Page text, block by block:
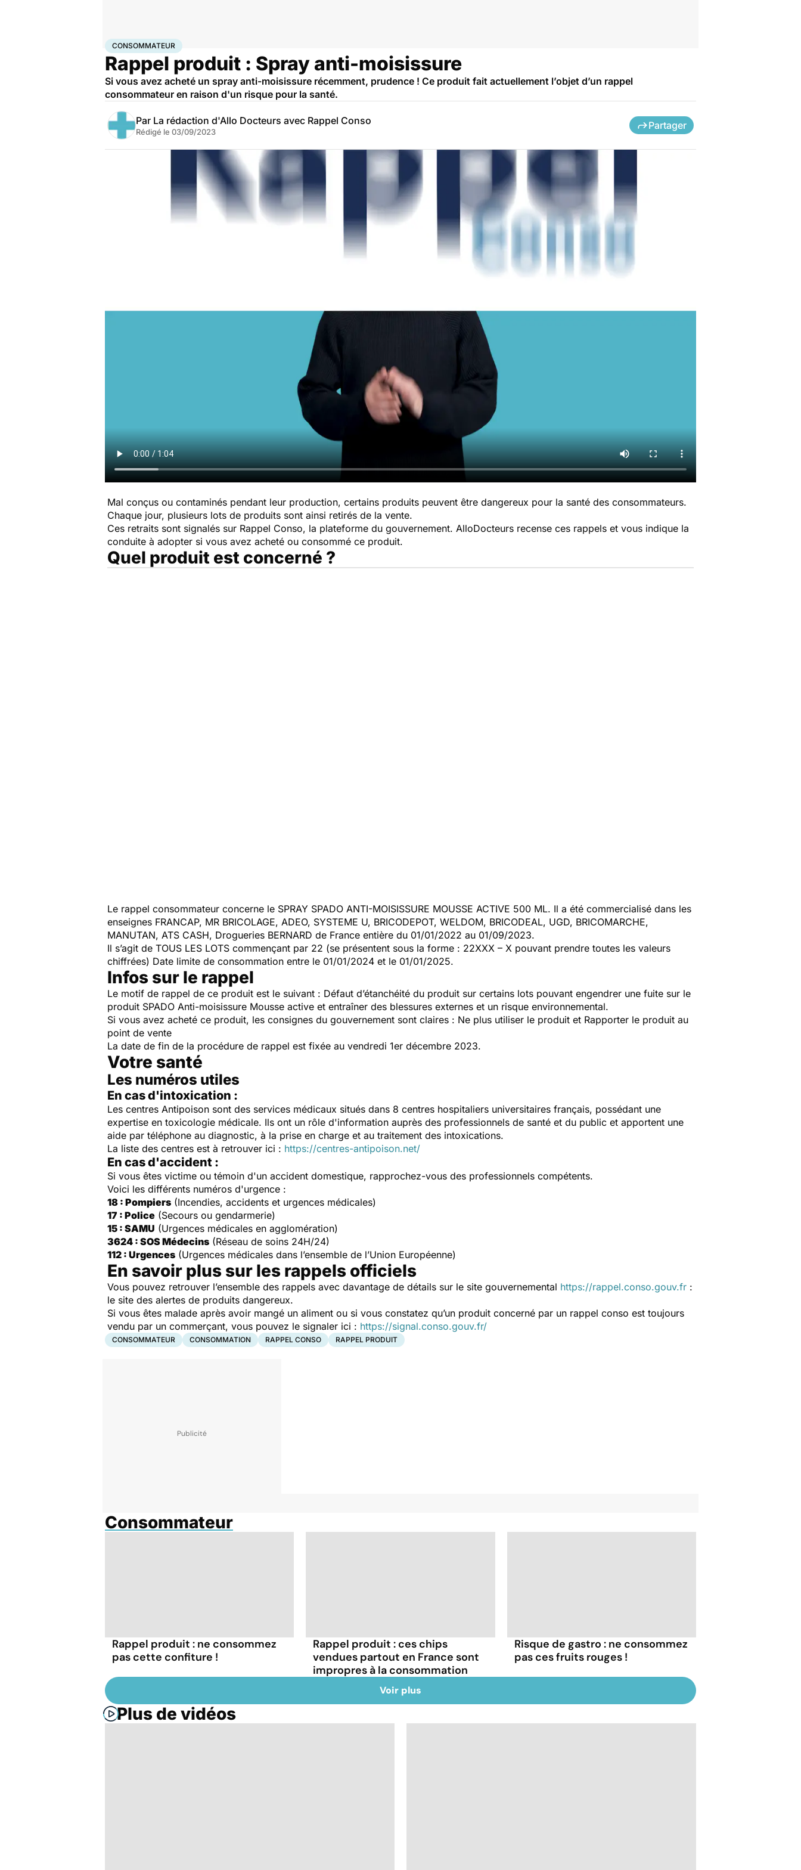
AccueilSantéConsommateur
CONSOMMATEUR
Rappel produit : Spray anti-moisissure
Si vous avez acheté un spray anti-moisissure récemment, prudence ! Ce produit fait actuellement l’objet d’un rappel
consommateur en raison d'un risque pour la santé.
Par La rédaction d'Allo Docteurs avec Rappel Conso
Rédigé le 03/09/2023
Partager
Mal conçus ou contaminés pendant leur production, certains produits peuvent être dangereux pour la santé des consommateurs.
Chaque jour, plusieurs lots de produits sont ainsi retirés de la vente.
Ces retraits sont signalés sur Rappel Conso, la plateforme du gouvernement. AlloDocteurs recense ces rappels et vous indique la
conduite à adopter si vous avez acheté ou consommé ce produit.
Quel produit est concerné ?
Le rappel consommateur concerne le SPRAY SPADO ANTI-MOISISSURE MOUSSE ACTIVE 500 ML. Il a été commercialisé dans les
enseignes FRANCAP, MR BRICOLAGE, ADEO, SYSTEME U, BRICODEPOT, WELDOM, BRICODEAL, UGD, BRICOMARCHE,
MANUTAN, ATS CASH, Drogueries BERNARD de France entière du 01/01/2022 au 01/09/2023.
Il s’agit de TOUS LES LOTS commençant par 22 (se présentent sous la forme : 22XXX – X pouvant prendre toutes les valeurs
chiffrées) Date limite de consommation entre le 01/01/2024 et le 01/01/2025.
Infos sur le rappel
Le motif de rappel de ce produit est le suivant : Défaut d’étanchéité du produit sur certains lots pouvant engendrer une fuite sur le
produit SPADO Anti-moisissure Mousse active et entraîner des blessures externes et un risque environnemental.
Si vous avez acheté ce produit, les consignes du gouvernement sont claires : Ne plus utiliser le produit et Rapporter le produit au
point de vente
La date de fin de la procédure de rappel est fixée au vendredi 1er décembre 2023.
Votre santé
Les numéros utiles
En cas d'intoxication :
Les centres Antipoison sont des services médicaux situés dans 8 centres hospitaliers universitaires français, possédant une
expertise en toxicologie médicale. Ils ont un rôle d'information auprès des professionnels de santé et du public et apportent une
aide par téléphone au diagnostic, à la prise en charge et au traitement des intoxications.
La liste des centres est à retrouver ici : https://centres-antipoison.net/
En cas d'accident :
Si vous êtes victime ou témoin d'un accident domestique, rapprochez-vous des professionnels compétents.
Voici les différents numéros d'urgence :
18 : Pompiers (Incendies, accidents et urgences médicales)
17 : Police (Secours ou gendarmerie)
15 : SAMU (Urgences médicales en agglomération)
3624 : SOS Médecins (Réseau de soins 24H/24)
112 : Urgences (Urgences médicales dans l’ensemble de l’Union Européenne)
En savoir plus sur les rappels officiels
Vous pouvez retrouver l’ensemble des rappels avec davantage de détails sur le site gouvernemental https://rappel.conso.gouv.fr :
le site des alertes de produits dangereux.
Si vous êtes malade après avoir mangé un aliment ou si vous constatez qu’un produit concerné par un rappel conso est toujours
vendu par un commerçant, vous pouvez le signaler ici : https://signal.conso.gouv.fr/
CONSOMMATEUR CONSOMMATION RAPPEL CONSO RAPPEL PRODUIT
Consommateur
Rappel produit : ne consommez
pas cette confiture !
Rappel produit : ces chips
vendues partout en France sont
impropres à la consommation
Risque de gastro : ne consommez
pas ces fruits rouges !
Voir plus
Plus de vidéos